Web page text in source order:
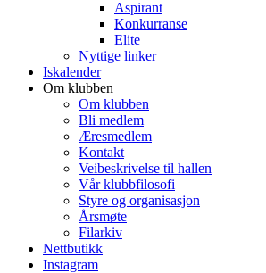
Aspirant
Konkurranse
Elite
Nyttige linker
Iskalender
Om klubben
Om klubben
Bli medlem
Æresmedlem
Kontakt
Veibeskrivelse til hallen
Vår klubbfilosofi
Styre og organisasjon
Årsmøte
Filarkiv
Nettbutikk
Instagram